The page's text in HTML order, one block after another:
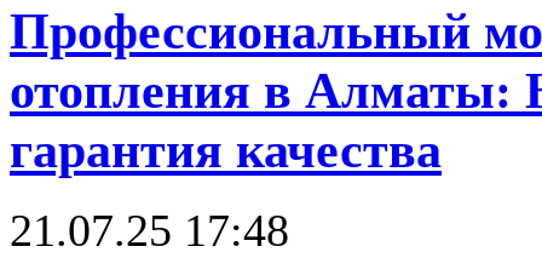
Профессиональный
отопления в Алматы:
гарантия качества
21.07.25 17:48